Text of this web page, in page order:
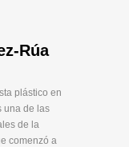
Rúa
plástico en
una de las
de la
comenzó a